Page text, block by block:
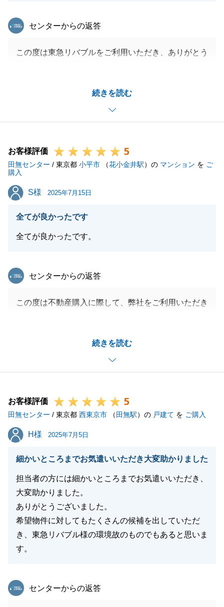
続きを読む
東急リバブル
センターからの返答
この度は東急リバブルをご利用いただき、ありがとう
をさせてしまった部分があったかと思いますが、最後
までお付き合いいただきありがとうございました。
またご多忙の中、ご案内からお引渡まで常にご協力を
た。重ねてお礼申し上げます。
今後も何かお困りごとなどございましたら、どうぞお
気軽にお声がけください。
引き続きどうぞ宜しくお願いいたします。
お客様評価 5
田無センター / 東京都 小平市 （花小金井駅）の マンション を ご
購入
S様
S様 2025年7月15日
全てが良かったです
全てが良かったです。
続きを読む
東急リバブル
センターからの返答
この度は不動産購入に際して、弊社をご利用いただき
改めまして、この度は誠にありがとうございました。
今後ともどうぞよろしくお願い申し上げます。
閉じる
お客様評価 5
田無センター / 東京都 西東京市 （ 田無駅）の 戸建て を ご購入
H様
H様 2025年7月5日
細かいところまでお気遣いいただき大変助かりました
担当者の方には細かいところまでお気遣いいただき、
大変助かりました。
ありがとうございました。
希望物件に対してもたくさんの候補を出していただ
き、東急リバブル様の環境故のものでもあると思いま
す。
東急リバブル
センターからの返答